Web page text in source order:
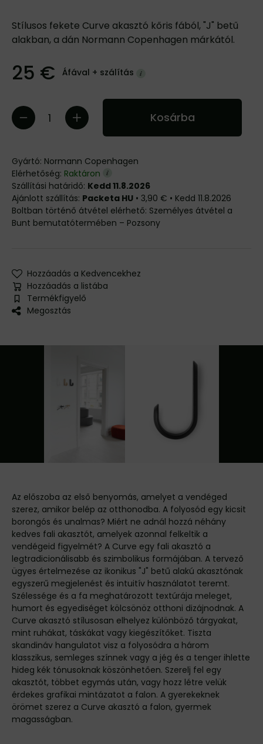
Stílusos fekete Curve akasztó kőris fából, "J" betű
alakban, a dán Normann Copenhagen márkától.
25 € Áfával + szálítás
Kosárba
Gyártó: Normann Copenhagen
Elérhetőség: Raktáron
Szállítási határidő: Kedd 11.8.2026
Packeta HU • 3,90 € • Kedd 11.8.2026
Személyes átvétel a
Bunt bemutatótermében – Pozsony
Hozzáadás a Kedvencekhez
Hozzáadás a listába
Termékfigyelő
Megosztás
Az előszoba az első benyomás, amelyet a vendéged
szerez, amikor belép az otthonodba. A folyosód egy kicsit
borongós és unalmas? Miért ne adnál hozzá néhány
kedves fali akasztót, amelyek azonnal felkeltik a
vendégeid figyelmét? A Curve egy fali akasztó a
legtradicionálisabb és szimbolikus formájában. A tervező
ügyes értelmezése az ikonikus "J" betű alakú akasztónak
egyszerű megjelenést és intuitív használatot teremt.
Szélessége és a fa meghatározott textúrája meleget,
humort és egyediséget kölcsönöz otthoni dizájnodnak. A
Curve akasztó stílusosan elhelyez különböző tárgyakat,
mint ruhákat, táskákat vagy kiegészítőket. Tiszta
skandináv hangulatot visz a folyosódra a három
klasszikus, semleges színnek vagy a jég és a tenger ihlette
hideg kék tónusoknak köszönhetően. Szerelj fel egy
akasztót, többet egymás után, vagy hozz létre velük
érdekes grafikai mintázatot a falon. A gyerekeknek
örömet szerez a Curve akasztó a falon, gyermek
magasságban.